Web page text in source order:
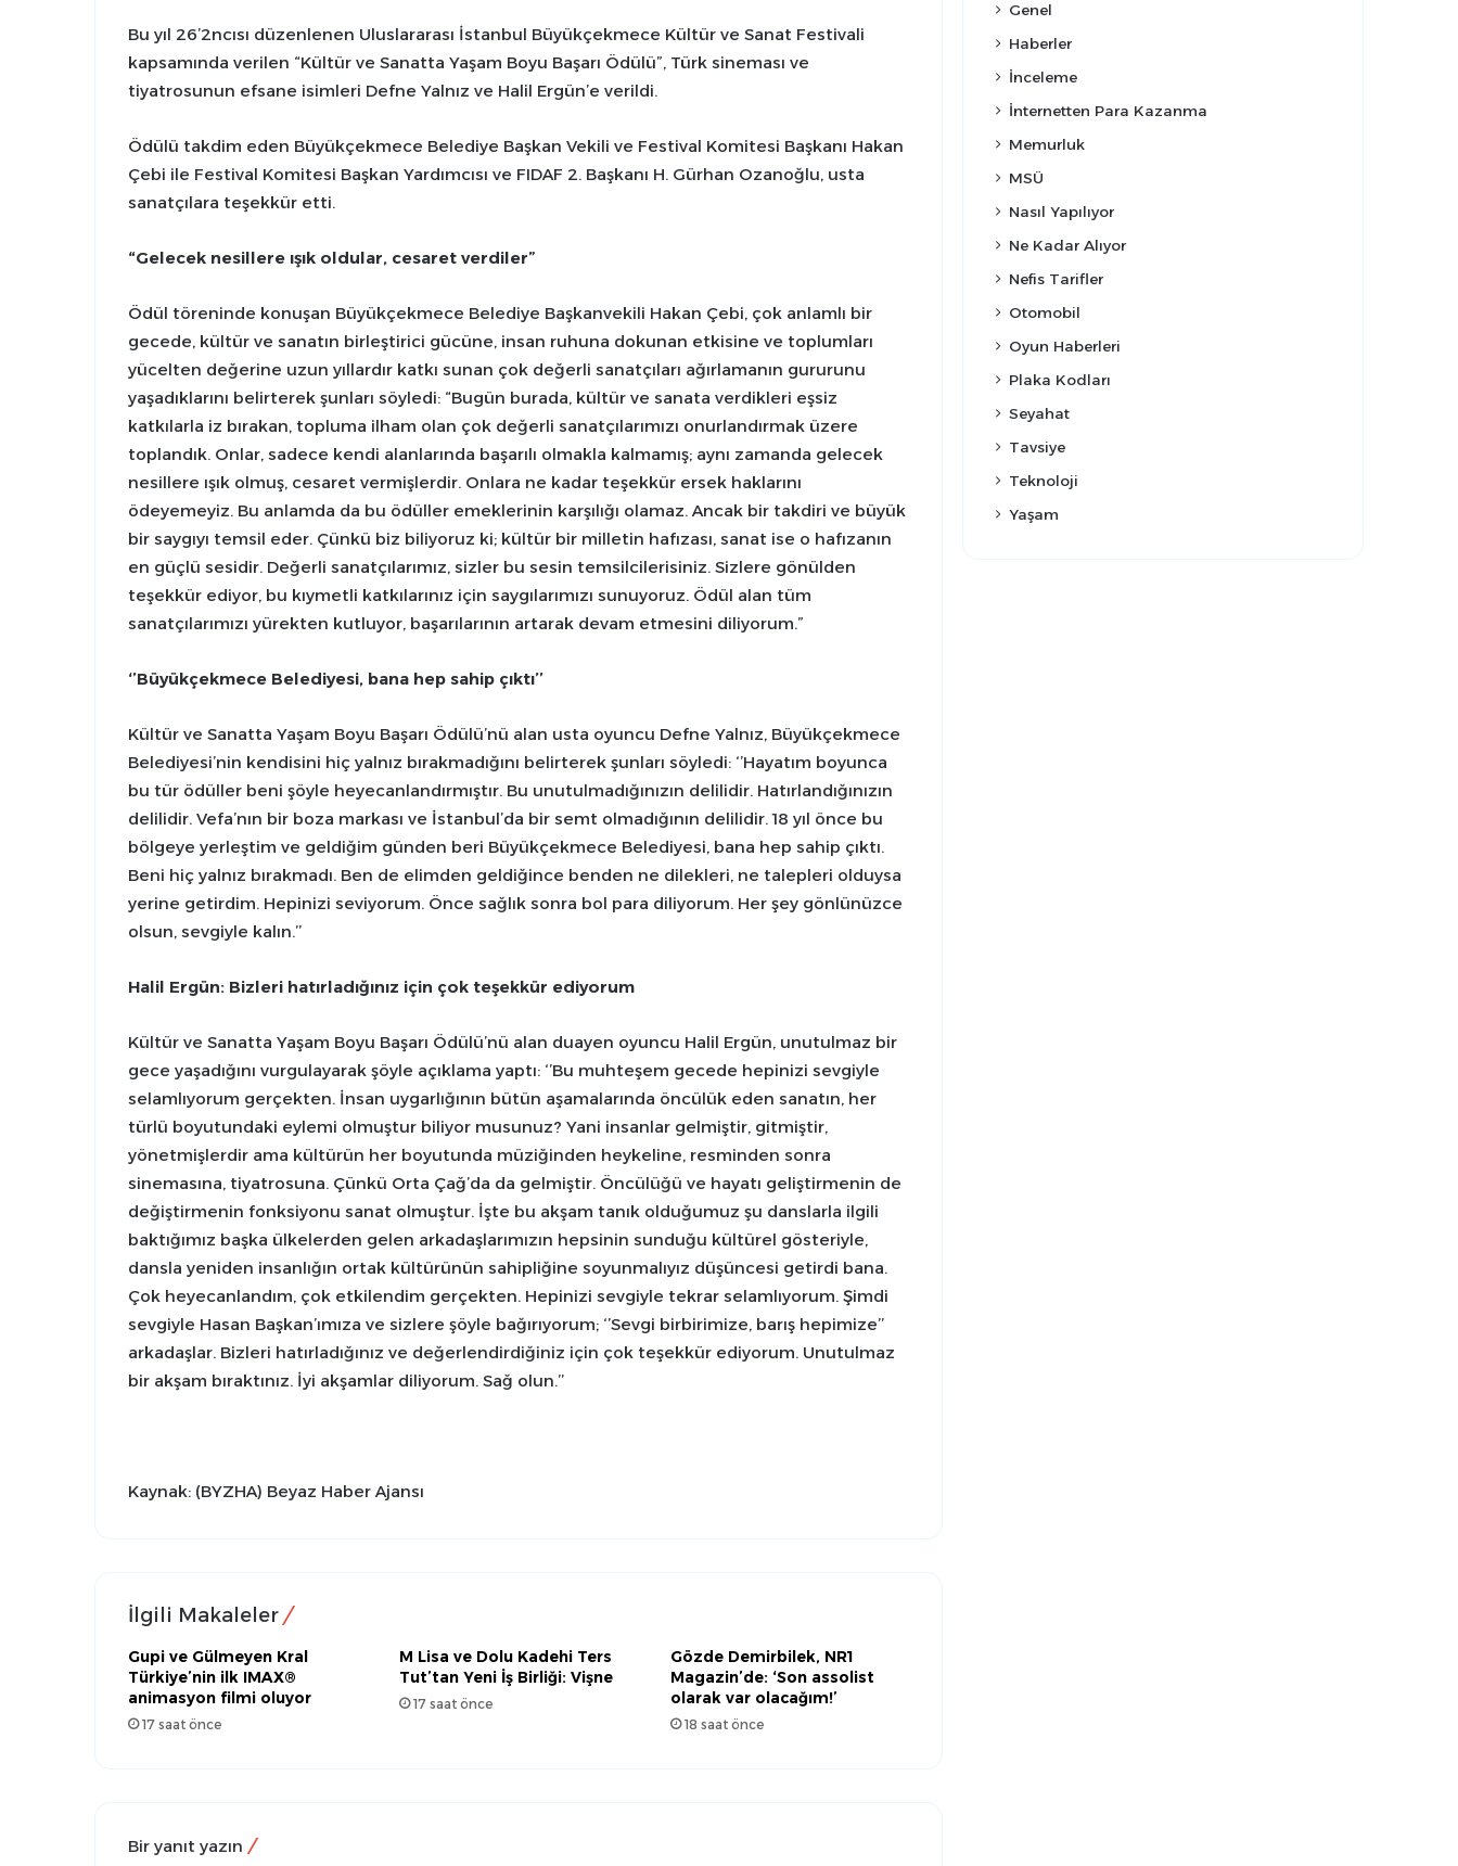
Bu yıl 26’2ncısı düzenlenen Uluslararası İstanbul Büyükçekmece Kültür ve Sanat Festivali
kapsamında verilen “Kültür ve Sanatta Yaşam Boyu Başarı Ödülü”, Türk sineması ve
tiyatrosunun efsane isimleri Defne Yalnız ve Halil Ergün’e verildi.
Ödülü takdim eden Büyükçekmece Belediye Başkan Vekili ve Festival Komitesi Başkanı Hakan
Çebi ile Festival Komitesi Başkan Yardımcısı ve FIDAF 2. Başkanı H. Gürhan Ozanoğlu, usta
sanatçılara teşekkür etti.
“Gelecek nesillere ışık oldular, cesaret verdiler”
Ödül töreninde konuşan Büyükçekmece Belediye Başkanvekili Hakan Çebi, çok anlamlı bir
gecede, kültür ve sanatın birleştirici gücüne, insan ruhuna dokunan etkisine ve toplumları
yücelten değerine uzun yıllardır katkı sunan çok değerli sanatçıları ağırlamanın gururunu
yaşadıklarını belirterek şunları söyledi: “Bugün burada, kültür ve sanata verdikleri eşsiz
katkılarla iz bırakan, topluma ilham olan çok değerli sanatçılarımızı onurlandırmak üzere
toplandık. Onlar, sadece kendi alanlarında başarılı olmakla kalmamış; aynı zamanda gelecek
nesillere ışık olmuş, cesaret vermişlerdir. Onlara ne kadar teşekkür ersek haklarını
ödeyemeyiz. Bu anlamda da bu ödüller emeklerinin karşılığı olamaz. Ancak bir takdiri ve büyük
bir saygıyı temsil eder. Çünkü biz biliyoruz ki; kültür bir milletin hafızası, sanat ise o hafızanın
en güçlü sesidir. Değerli sanatçılarımız, sizler bu sesin temsilcilerisiniz. Sizlere gönülden
teşekkür ediyor, bu kıymetli katkılarınız için saygılarımızı sunuyoruz. Ödül alan tüm
sanatçılarımızı yürekten kutluyor, başarılarının artarak devam etmesini diliyorum.”
‘’Büyükçekmece Belediyesi, bana hep sahip çıktı’’
Kültür ve Sanatta Yaşam Boyu Başarı Ödülü’nü alan usta oyuncu Defne Yalnız, Büyükçekmece
Belediyesi’nin kendisini hiç yalnız bırakmadığını belirterek şunları söyledi: ‘’Hayatım boyunca
bu tür ödüller beni şöyle heyecanlandırmıştır. Bu unutulmadığınızın delilidir. Hatırlandığınızın
delilidir. Vefa’nın bir boza markası ve İstanbul’da bir semt olmadığının delilidir. 18 yıl önce bu
bölgeye yerleştim ve geldiğim günden beri Büyükçekmece Belediyesi, bana hep sahip çıktı.
Beni hiç yalnız bırakmadı. Ben de elimden geldiğince benden ne dilekleri, ne talepleri olduysa
yerine getirdim. Hepinizi seviyorum. Önce sağlık sonra bol para diliyorum. Her şey gönlünüzce
olsun, sevgiyle kalın.’’
Halil Ergün: Bizleri hatırladığınız için çok teşekkür ediyorum
Kültür ve Sanatta Yaşam Boyu Başarı Ödülü’nü alan duayen oyuncu Halil Ergün, unutulmaz bir
gece yaşadığını vurgulayarak şöyle açıklama yaptı: ‘’Bu muhteşem gecede hepinizi sevgiyle
selamlıyorum gerçekten. İnsan uygarlığının bütün aşamalarında öncülük eden sanatın, her
türlü boyutundaki eylemi olmuştur biliyor musunuz? Yani insanlar gelmiştir, gitmiştir,
yönetmişlerdir ama kültürün her boyutunda müziğinden heykeline, resminden sonra
sinemasına, tiyatrosuna. Çünkü Orta Çağ’da da gelmiştir. Öncülüğü ve hayatı geliştirmenin de
değiştirmenin fonksiyonu sanat olmuştur. İşte bu akşam tanık olduğumuz şu danslarla ilgili
baktığımız başka ülkelerden gelen arkadaşlarımızın hepsinin sunduğu kültürel gösteriyle,
dansla yeniden insanlığın ortak kültürünün sahipliğine soyunmalıyız düşüncesi getirdi bana.
Çok heyecanlandım, çok etkilendim gerçekten. Hepinizi sevgiyle tekrar selamlıyorum. Şimdi
sevgiyle Hasan Başkan’ımıza ve sizlere şöyle bağırıyorum; ‘’Sevgi birbirimize, barış hepimize’’
arkadaşlar. Bizleri hatırladığınız ve değerlendirdiğiniz için çok teşekkür ediyorum. Unutulmaz
bir akşam bıraktınız. İyi akşamlar diliyorum. Sağ olun.’’
Kaynak: (BYZHA) Beyaz Haber Ajansı
İlgili Makaleler
Gupi ve Gülmeyen Kral
Türkiye’nin ilk IMAX®
animasyon filmi oluyor
17 saat önce
M Lisa ve Dolu Kadehi Ters
Tut’tan Yeni İş Birliği: Vişne
17 saat önce
Gözde Demirbilek, NR1
Magazin’de: ‘Son assolist
olarak var olacağım!’
18 saat önce
Bir yanıt yazın
Genel
Haberler
İnceleme
İnternetten Para Kazanma
Memurluk
MSÜ
Nasıl Yapılıyor
Ne Kadar Alıyor
Nefis Tarifler
Otomobil
Oyun Haberleri
Plaka Kodları
Seyahat
Tavsiye
Teknoloji
Yaşam